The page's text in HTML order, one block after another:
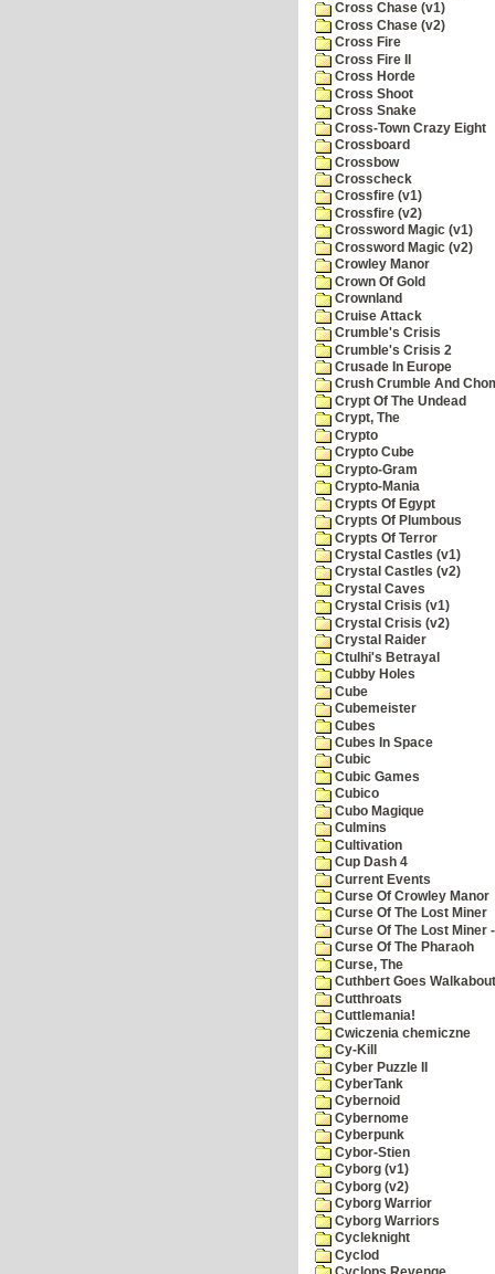
Cross Chase (v1)
Cross Chase (v2)
Cross Fire
Cross Fire II
Cross Horde
Cross Shoot
Cross Snake
Cross-Town Crazy Eight
Crossboard
Crossbow
Crosscheck
Crossfire (v1)
Crossfire (v2)
Crossword Magic (v1)
Crossword Magic (v2)
Crowley Manor
Crown Of Gold
Crownland
Cruise Attack
Crumble's Crisis
Crumble's Crisis 2
Crusade In Europe
Crush Crumble And
Crypt Of The Undead
Crypt, The
Crypto
Crypto Cube
Crypto-Gram
Crypto-Mania
Crypts Of Egypt
Crypts Of Plumbous
Crypts Of Terror
Crystal Castles (v1)
Crystal Castles (v2)
Crystal Caves
Crystal Crisis (v1)
Crystal Crisis (v2)
Crystal Raider
Ctulhi's Betrayal
Cubby Holes
Cube
Cubemeister
Cubes
Cubes In Space
Cubic
Cubic Games
Cubico
Cubo Magique
Culmins
Cultivation
Cup Dash 4
Current Events
Curse Of Crowley Manor
Curse Of The Lost Miner
Curse Of The Lost Miner
Curse Of The Pharaoh
Curse, The
Cuthbert Goes Walkabout
Cutthroats
Cuttlemania!
Cwiczenia chemiczne
Cy-Kill
Cyber Puzzle II
CyberTank
Cybernoid
Cybernome
Cyberpunk
Cybor-Stien
Cyborg (v1)
Cyborg (v2)
Cyborg Warrior
Cyborg Warriors
Cycleknight
Cyclod